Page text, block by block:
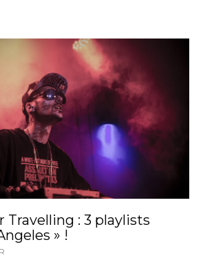
Travelling : 3 playlists
» !